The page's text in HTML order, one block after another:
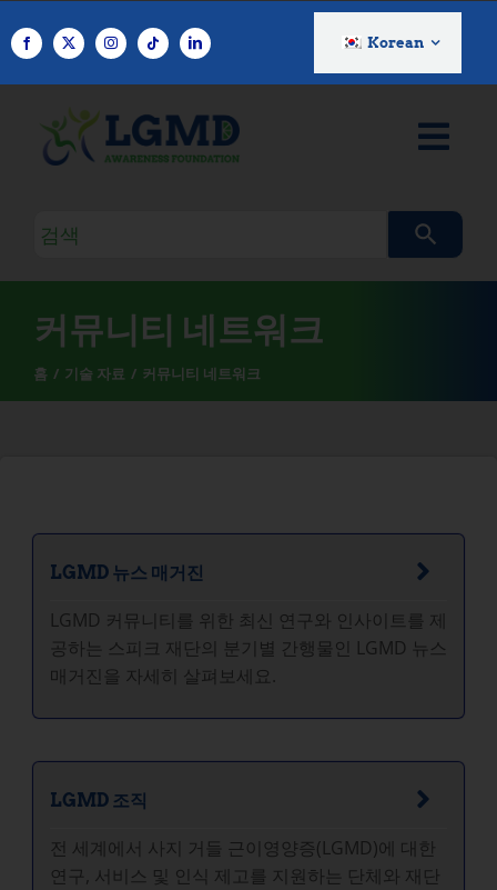
텐
Korean
검
쿼
리
커뮤니티 네트워크
홈 기술 자료 커뮤니티 네트워크
LGMD 뉴스 매거진
LGMD 커뮤니티를 위한 최신 연구와 인사이트를 제
공하는 스피크 재단의 분기별 간행물인 LGMD 뉴스
매거진을 자세히 살펴보세요.
LGMD 조직
전 세계에서 사지 거들 근이영양증(LGMD)에 대한
연구, 서비스 및 인식 제고를 지원하는 단체와 재단